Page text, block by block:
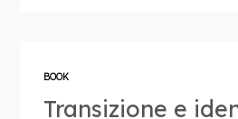
BOOK
Transizione e